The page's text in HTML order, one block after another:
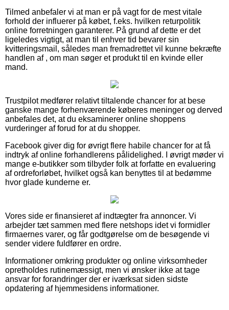
Tilmed anbefaler vi at man er på vagt for de mest vitale
forhold der influerer på købet, f.eks. hvilken returpolitik
online forretningen garanterer. På grund af dette er det
ligeledes vigtigt, at man til enhver tid bevarer sin
kvitteringsmail, således man fremadrettet vil kunne bekræfte
handlen af , om man søger et produkt til en kvinde eller
mand.
Trustpilot medfører relativt tiltalende chancer for at bese
ganske mange forhenværende køberes meninger og derved
anbefales det, at du eksaminerer online shoppens
vurderinger af forud for at du shopper.
Facebook giver dig for øvrigt flere habile chancer for at få
indtryk af online forhandlerens pålidelighed. I øvrigt møder vi
mange e-butikker som tilbyder folk at forfatte en evaluering
af ordreforløbet, hvilket også kan benyttes til at bedømme
hvor glade kunderne er.
Vores side er finansieret af indtægter fra annoncer. Vi
arbejder tæt sammen med flere netshops idet vi formidler
firmaernes varer, og får godtgørelse om de besøgende vi
sender videre fuldfører en ordre.
Informationer omkring produkter og online virksomheder
opretholdes rutinemæssigt, men vi ønsker ikke at tage
ansvar for forandringer der er iværksat siden sidste
opdatering af hjemmesidens informationer.